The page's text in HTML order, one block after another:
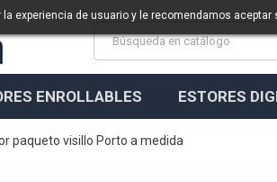
experiencia de usuario y le recomendamos
ENROLLABLES ESTORES
paqueto visillo Porto a medida